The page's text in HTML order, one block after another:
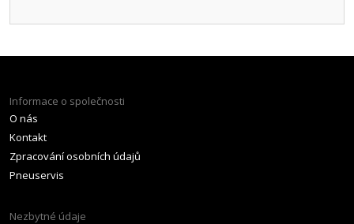
Informace o společnosti
O nás
Kontakt
Zpracování osobních údajů
Pneuservis
Nezbytné údaje